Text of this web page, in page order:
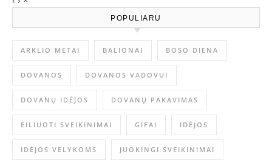
POPULIARU
ARKLIO METAI BALIONAI BOSO DIENA
DOVANOS DOVANOS VADOVUI
DOVANŲ IDĖJOS DOVANŲ PAKAVIMAS
EILIUOTI SVEIKINIMAI GIFAI IDĖJOS
IDĖJOS VELYKOMS JUOKINGI SVEIKINIMAI